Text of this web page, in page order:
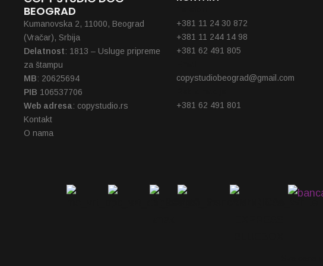
BEOGRAD
Kumanovska 2, 11000, Beograd
(Vračar), Srbija
Delatnost: 1813 – Usluge pripreme
za štampu
MB: 20625694
PIB 106537706
Web adresa: copystudio.rs
Kontakt
O nama
+381 11 24 30 872
+381 11 244 14 98
+381 62 491 805
copystudiobeograd@gmail.com
+381 62 491 801